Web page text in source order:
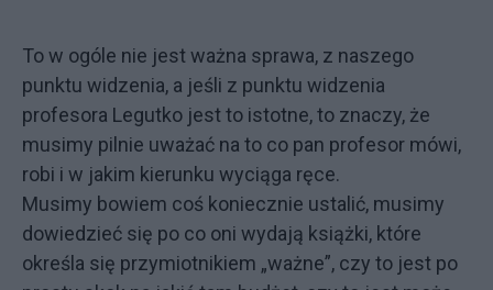
To w ogóle nie jest ważna sprawa, z naszego
punktu widzenia, a jeśli z punktu widzenia
profesora Legutko jest to istotne, to znaczy, że
musimy pilnie uważać na to co pan profesor mówi,
robi i w jakim kierunku wyciąga ręce.
Musimy bowiem coś koniecznie ustalić, musimy
dowiedzieć się po co oni wydają książki, które
określa się przymiotnikiem „ważne”, czy to jest po